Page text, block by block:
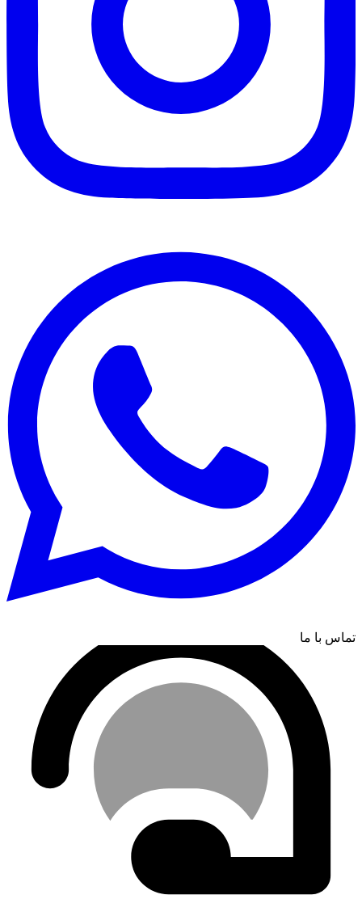
تماس با ما